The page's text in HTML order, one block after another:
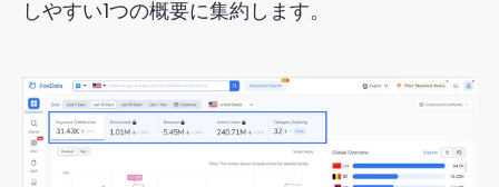
しやすい1つの概要に集約します。